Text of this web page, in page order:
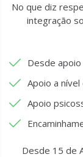
No que diz
integração
Desde
Apoio a
Apoio
Desde 15 de